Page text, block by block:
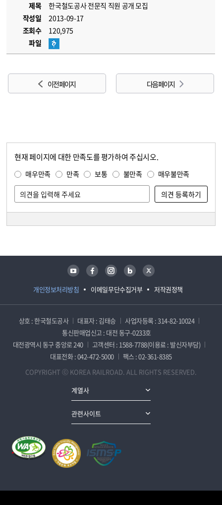
제목
한국철도공사 전문직 직원 공개 모집
작성일
2013-09-17
조회수
120,975
파일
이전 페이지 다음 페이지
현재 페이지에 대한 만족도를 평가하여 주십시오.
매우만족 만족 보통 불만족 매우불만족
개인정보처리방침 이메일무단수집거부 저작권정책
유튜브 페이스북 인스타그램 블로그 트위터
상호 : 한국철도공사 대표자 : 김태승
사업자등록 : 314-82-10024
통신판매업신고 : 대전 동구-0233호
대전광역시 동구 중앙로 240
고객센터 : 1588-7788(이용료 : 발신자부담)
대표전화 : 042-472-5000
팩스 : 02-361-8385
COPYRIGHT ⓒ KOREA RAILROAD. ALL RIGHTS RESERVED.
계열사
관련사이트